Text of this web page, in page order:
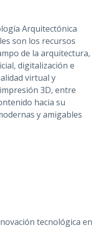
Arquitectónica
son los recursos
de la arquitectura,
digitalización e
virtual y
3D, entre
hacia su
y amigables
tecnológica en